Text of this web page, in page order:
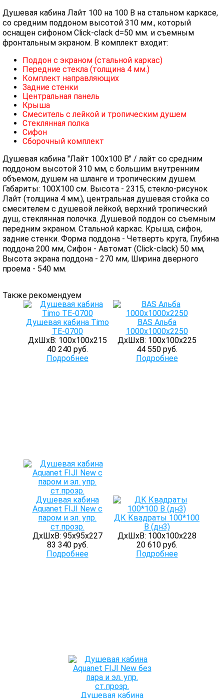
Душевая кабина Лайт 100 на 100 В на стальном каркасе,
со средним поддоном высотой 310 мм., который
оснащен сифоном Click-clack d=50 мм. и съемным
фронтальным экраном. В комплект входит:
Поддон с экраном (стальной каркас)
Передние стекла (толщина 4 мм.)
Комплект направляющих
Задние стенки
Центральная панель
Крыша
Смеситель с лейкой и тропическим душем
Стеклянная полка
Сифон
Сборочный комплект
Душевая кабина "Лайт 100х100 В" / лайт со средним
поддоном высотой 310 мм, с большим внутренним
объемом, душем на шланге и тропическим душем.
Габариты: 100X100 см. Высота - 2315, стекло-рисунок
Лайт (толщина 4 мм.), центральная душевая стойка со
смесителем с душевой лейкой, верхний тропический
душ, стеклянная полочка. Душевой поддон со съемным
передним экраном. Стальной каркас. Крыша, сифон,
задние стенки. Форма поддона - Четверть круга, Глубина
поддона 200 мм, Сифон - Автомат (Click-clack) 50 мм,
Высота экрана поддона - 270 мм, Ширина дверного
проема - 540 мм.
Также рекомендуем
Душевая кабина Timo
TE-0700
ДхШхВ: 100х100х215
40 240 руб.
Подробнее
BAS Альба
1000х1000х2250
ДхШхВ: 100х100х225
44 550 руб.
Подробнее
Душевая кабина
Aquanet FIJI New с
паром и эл. упр.
ст.прозр.
ДхШхВ: 95х95х227
83 340 руб.
Подробнее
ДК Квадраты 100*100
В (дн3)
ДхШхВ: 100х100х228
20 610 руб.
Подробнее
Душевая кабина